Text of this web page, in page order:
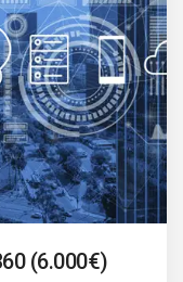
(6.000€)